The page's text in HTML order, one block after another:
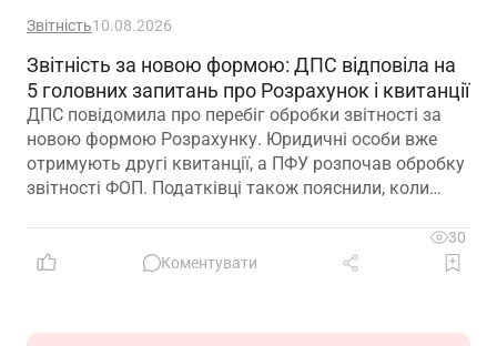
Звітність10.08.2026
Звітність за новою формою: ДПС відповіла на
5 головних запитань про Розрахунок і квитанції
ДПС повідомила про перебіг обробки звітності за
новою формою Розрахунку. Юридичні особи вже
отримують другі квитанції, а ПФУ розпочав обробку
звітності ФОП. Податківці також пояснили, коли
документа обирати та яка дата вважається датою
прийняття звітності
30
Коментувати